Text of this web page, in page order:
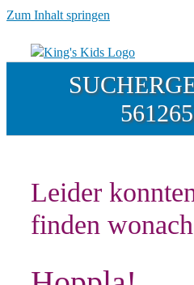
Zum Inhalt springen
Leider
finden